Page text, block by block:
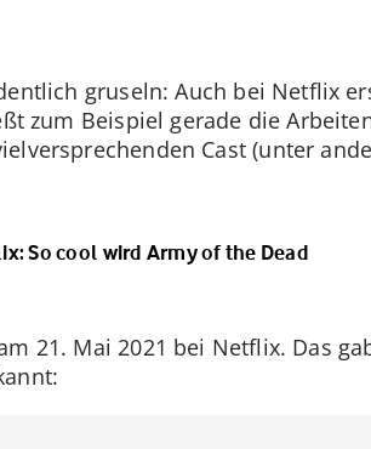
gruseln: Auch bei Netflix
zum Beispiel gerade die
Cast (unter
So cool wird Army of the Dead
21. Mai 2021 bei Netflix. Das